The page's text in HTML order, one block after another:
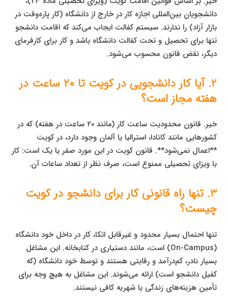
دانشجویان بین‌المللی اجازه کار در خارج از دانشگاه (کار پاره‌وقت در
بازار آزاد) را ندارند. سیستم کفالت ایجاب می‌کند که اقامت دانشجو
تنها برای تحصیل و تحت کفالت دانشگاه باشد و کار برای کارفرمای
دیگر، نقض قانون محسوب می‌شود.
2. آیا کار دانشجویی در کویت تا ۲۰ ساعت در
هفته مجاز است؟
خیر. قانون محدودیت ساعت کار (مانند ۲۰ ساعت در هفته) که در
کشورهایی مانند کانادا، استرالیا یا آلمان وجود دارد، در کویت
**اعمال نمی‌شود**. قانون کویت در این مورد صفر یا یک است: کار
با ویزای تحصیلی ممنوع است، صرف نظر از تعداد ساعات آن.
3. تنها راه قانونی کار برای دانشجو در کویت
چیست؟
تنها احتمال بسیار محدود و غیرقابل اتکا، کار در داخل خود دانشگاه
(On-Campus) است، مانند دستیاری در کتابخانه. این مشاغل
بسیار نادر، کم‌درآمد و رقابتی هستند و توسط خود دانشگاه (که
کفیل دانشجو است) ارائه می‌شوند. این مشاغل به هیچ وجه برای
تأمین هزینه‌های زندگی یا شهریه کافی نیستند.